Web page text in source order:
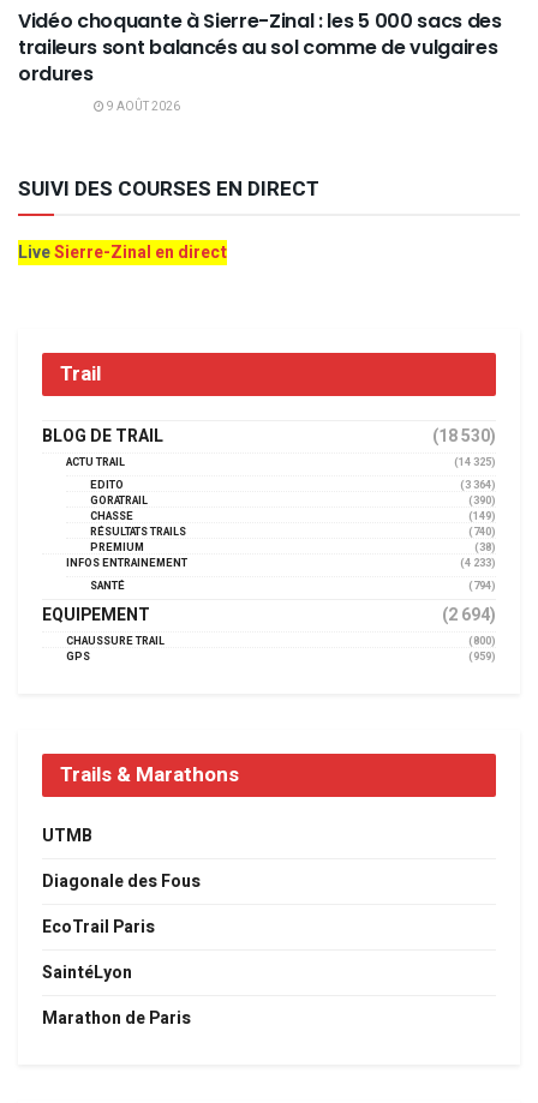
Vidéo choquante à Sierre-Zinal : les 5 000 sacs des
traileurs sont balancés au sol comme de vulgaires
ordures
9 AOÛT 2026
SUIVI DES COURSES EN DIRECT
LiveSierre-Zinal en direct
Trail
BLOG DE TRAIL (18 530)
ACTU TRAIL
(14 325)
EDITO
(3 364)
GORATRAIL
(390)
CHASSE
(149)
RÉSULTATS TRAILS
(740)
PREMIUM
(38)
INFOS ENTRAINEMENT
(4 233)
SANTÉ
(794)
EQUIPEMENT (2 694)
CHAUSSURE TRAIL
(800)
GPS
(959)
Trails & Marathons
UTMB
Diagonale des Fous
EcoTrail Paris
SaintéLyon
Marathon de Paris